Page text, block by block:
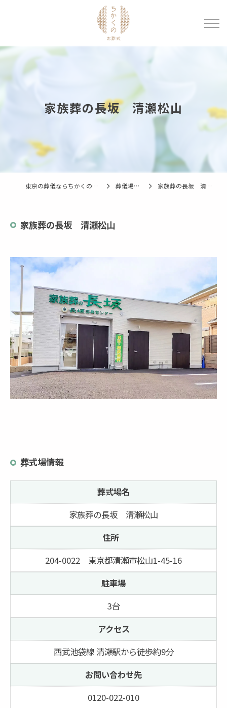
家族葬の長坂 清瀬松山
東京の葬儀ならちかくのお葬式 葬儀場一覧 家族葬の長坂 清瀬松山
家族葬の長坂 清瀬松山
葬式場情報
葬式場名
家族葬の長坂 清瀬松山
住所
204-0022 東京都清瀬市松山1-45-16
駐車場
3台
アクセス
西武池袋線 清瀬駅から徒歩約9分
お問い合わせ先
0120-022-010